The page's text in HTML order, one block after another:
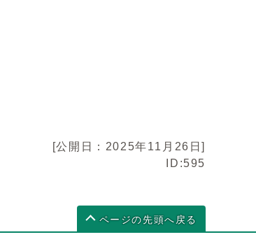
[公開日：2025年11月26日]
ID:595
ページの先頭へ戻る